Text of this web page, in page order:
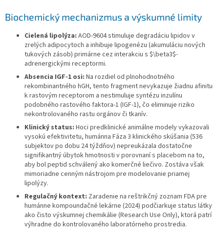
Biochemický mechanizmus a výskumné limity
Cielená lipolýza: AOD-9604 stimuluje degradáciu lipidov v
zrelých adipocytoch a inhibuje lipogenézu (akumuláciu nových
tukových zásob) primárne cez interakciu s $\beta3$-
adrenergickými receptormi.
Absencia IGF-1 osi: Na rozdiel od plnohodnotného
rekombinantného hGH, tento fragment nevykazuje žiadnu afinitu
k rastovým receptorom a nestimuluje syntézu inzulínu
podobného rastového faktora-1 (IGF-1), čo eliminuje riziko
nekontrolovaného rastu orgánov či tkanív.
Klinický status: Hoci predklinické animálne modely vykazovali
vysokú efektivitetu, humánna Fáza 3 klinického skúšania (536
subjektov po dobu 24 týždňov) nepreukázala dostatočne
signifikantný úbytok hmotnosti v porovnaní s placebom na to,
aby bol peptid schválený ako komerčné liečivo. Zostáva však
mimoriadne cenným nástrojom pre modelovanie priamej
lipolýzy.
Regulačný kontext: Zaradenie na reštrikčný zoznam FDA pre
humánne kompoundačné lekárne (2024) podčiarkuje status látky
ako čisto výskumnej chemikálie (Research Use Only), ktorá patrí
výhradne do kontrolovaného laboratórneho prostredia.